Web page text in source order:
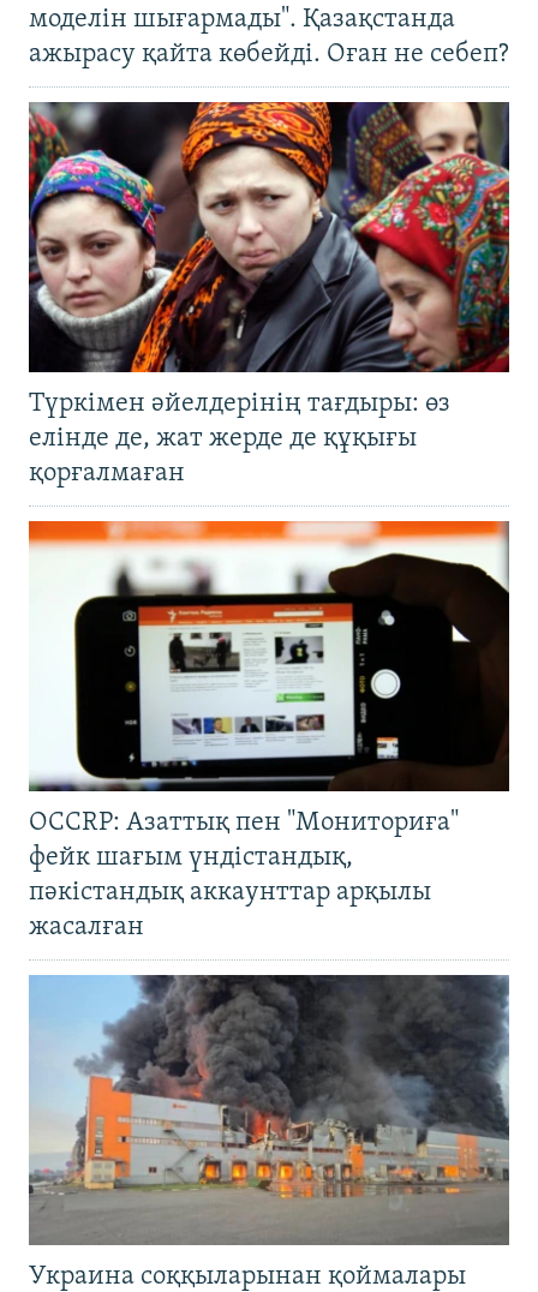
моделін шығармады". Қазақстанда
ажырасу қайта көбейді. Оған не себеп?
Түркімен әйелдерінің тағдыры: өз
елінде де, жат жерде де құқығы
қорғалмаған
OCCRP: Азаттық пен "Мониториға"
фейк шағым үндістандық,
пәкістандық аккаунттар арқылы
жасалған
Украина соққыларынан қоймалары